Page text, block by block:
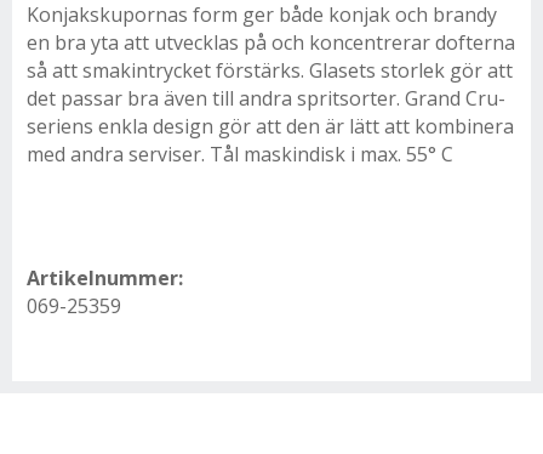
Konjakskupornas form ger både konjak och brandy
en bra yta att utvecklas på och koncentrerar dofterna
så att smakintrycket förstärks. Glasets storlek gör att
det passar bra även till andra spritsorter. Grand Cru-
seriens enkla design gör att den är lätt att kombinera
med andra serviser. Tål maskindisk i max. 55° C
Artikelnummer:
069-25359